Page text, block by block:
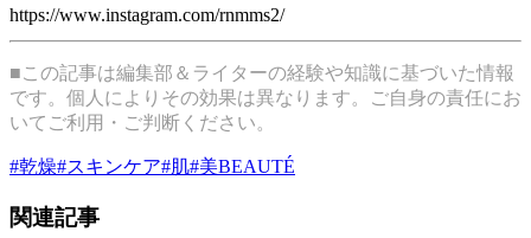
https://www.instagram.com/rnmms2/
■この記事は編集部＆ライターの経験や知識に基づいた情報
です。個人によりその効果は異なります。ご自身の責任にお
いてご利用・ご判断ください。
#乾燥#スキンケア#肌#美BEAUTÉ
関連記事